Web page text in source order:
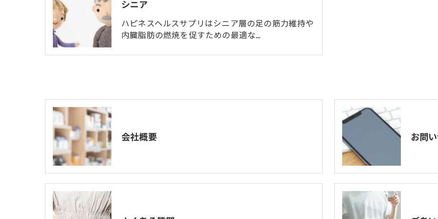
シニア
ハピネスヘルスサプリはシニア層の足の筋力維持や
内臓脂肪の燃焼を促すための最適な…
会社概要 お問